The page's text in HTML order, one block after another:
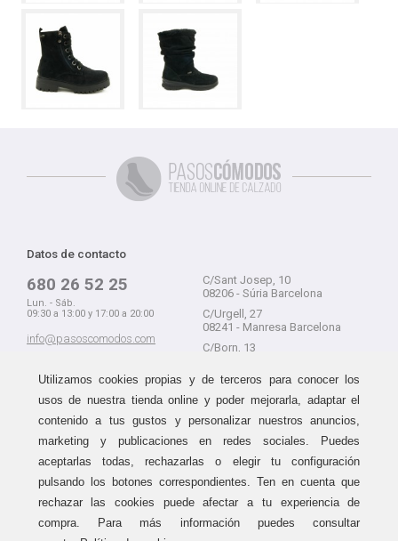
Datos de contacto
680 26 52 25
Lun. - Sáb.
09:30 a 13:00 y 17:00 a 20:00
info@pasoscomodos.com
C/Sant Josep, 10
08206 - Súria Barcelona
C/Urgell, 27
08241 - Manresa Barcelona
C/Born, 13
Guía de compra
Formas de pago
Métodos de envío
Área de clientes
Devolución sin problemas
Haz tus compras sin miedo a
equivocarte:
aceptamos devolucionesdurante
15 días.
Utilizamos cookies propias y de terceros para conocer los
usos de nuestra tienda online y poder mejorarla, adaptar el
contenido a tus gustos y personalizar nuestros anuncios,
marketing y publicaciones en redes sociales. Puedes
aceptarlas todas, rechazarlas o elegir tu configuración
pulsando los botones correspondientes. Ten en cuenta que
rechazar las cookies puede afectar a tu experiencia de
compra. Para más información puedes consultar